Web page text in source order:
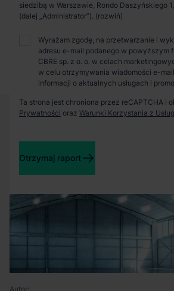
Autor:
Zaprosimy Cię na spotkanie,
pokażemy inwestycje.
Zamknij
siedzibą w Warszawie, Rondo Daszyńskiego
(dalej „Administrator”).
Wyrażam zgodę, na przetwarzanie i
adresu e-mail podanego w powyższym
CBRE sp. z o. o. w celach
w celu otrzymywania wiadomości e-
informacji o aktualnych usługach i
Ta strona jest chroniona przez reCAPTCHA i
Prywatności oraz Warunki Korzystania z Usług
Otrzymaj raport